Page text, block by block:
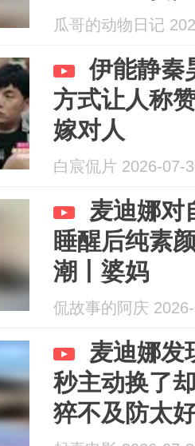
瓜哥的动物日记
伊能静秦
方式让人称
嫁对人
白宸侃片 2026-07-
麦迪娜对
睡醒后纯素
潮丨婆妈
侃故事的阿庆
麦迪娜发
秒主动换了
猝不及防太